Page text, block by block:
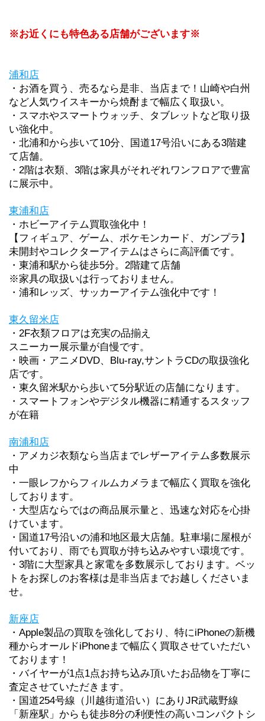
※お近くにも特色ある店舗がございます※
浦和店
・お酒を買う、売るなら是非、当店まで！山崎や白州
など人気ウイスキーから焼酎まで幅広く取扱い。
・スマホやスマートウォッチ、タブレットなど取り扱
い強化中。
・北浦和から歩いて10分、国道17号沿いにある3階建
て店舗。
・2階は衣類、3階は家具がそれぞれワンフロアで豊富
に展示中。
東浦和店
・ホビーアイテム買取強化中！
【フィギュア、ゲーム、ポケモンカード、ガンプラ】
未開封やコレクターアイテムはさらに高評価です。
・東浦和駅から徒歩5分。2階建て店舗
※家具の取扱いは行っておりません。
・浦和レッズ、サッカーアイテム強化中です！
東久留米店
・2F衣類フロアは充実の品揃え
スニーカー展示量が自慢です。
・映画・アニメDVD、Blu-ray,サントラCDの取扱強化
店です。
・東久留米駅から歩いて5分駅近の店舗になります。
・スマートフォンやデジタル機器に精通するスタッフ
が在籍
南浦和店
・アメカジ衣類なら当店までレザーアイテム多数展示
中
・一眼レフからフィルムカメラまで幅広く買取を強化
しております。
・大型店ならではの商品展示量と、迅速な対応を心掛
けています。
・国道17号沿いの浦和地区最大店舗。駐車場に屋根が
付いており、雨でも買取が持ち込みやすい環境です。
・3階に大型家具と家電を多数展示しております。ベッ
トをお探しのお客様は是非当店までお越しくださいま
せ。
新座店
・ Apple製品の買取を強化しており、特にiPhoneの新機
種からオールドiPhoneまで幅広く買取させていただい
ております！
・バイヤーが1点1点お持ち込み頂いたお品物を丁寧に
査定させていただきます。
・ 国道254号線（川越街道沿い）にありJR武蔵野線
「新座駅」からも徒歩8分の利便性の高いコンパクトシ